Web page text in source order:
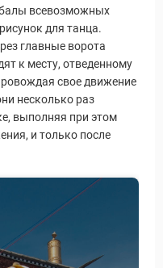
всевозможных
для танца.
главные ворота
к месту, отведенному
свое движение
несколько раз
выполняя при этом
и только после